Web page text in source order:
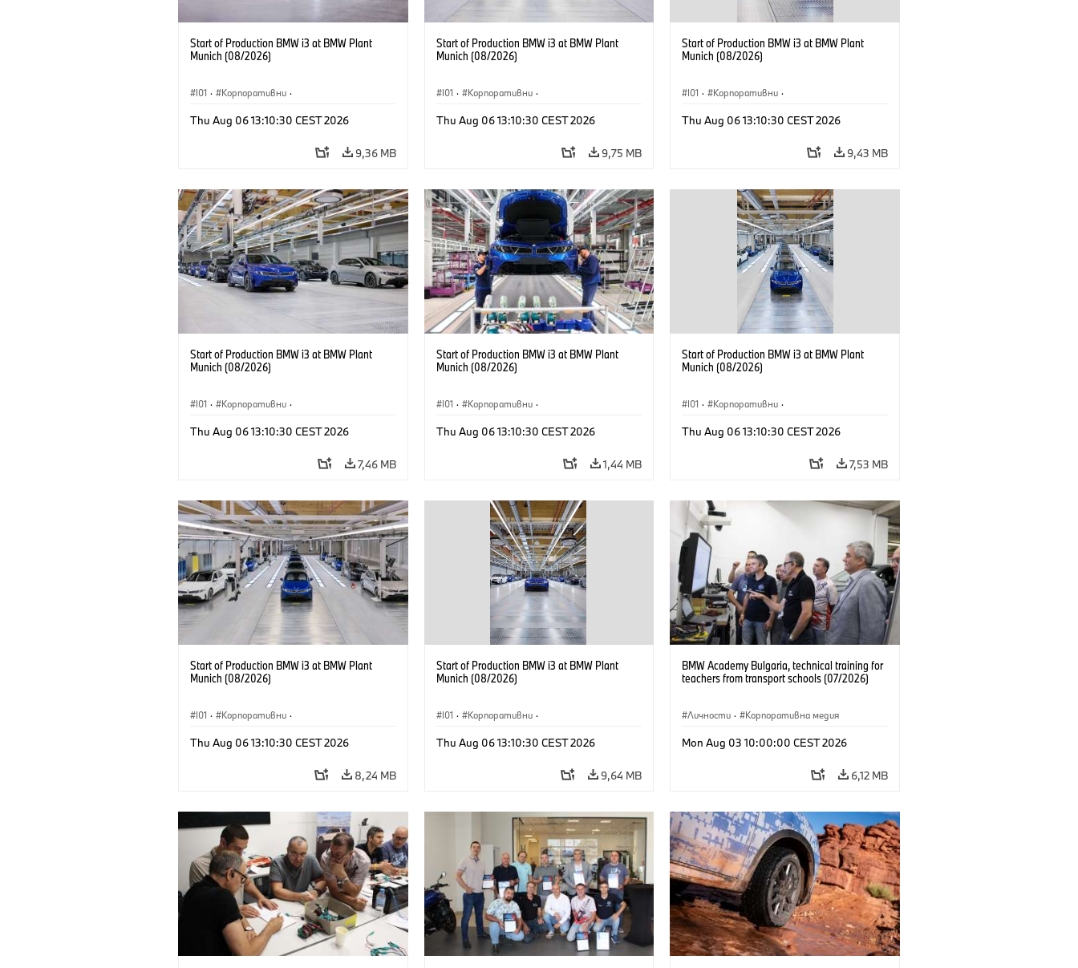
Start of Production BMW i3 at BMW Plant
Munich (08/2026)
I01 · Корпоративни ·
Локации
Thu Aug 06 13:10:30 CEST 2026
9,36 MB
Start of Production BMW i3 at BMW Plant
Munich (08/2026)
I01 · Корпоративни ·
Локации
Thu Aug 06 13:10:30 CEST 2026
9,75 MB
Start of Production BMW i3 at BMW Plant
Munich (08/2026)
I01 · Корпоративни ·
Локации
Thu Aug 06 13:10:30 CEST 2026
9,43 MB
Start of Production BMW i3 at BMW Plant
Munich (08/2026)
I01 · Корпоративни ·
Локации
Thu Aug 06 13:10:30 CEST 2026
7,46 MB
Start of Production BMW i3 at BMW Plant
Munich (08/2026)
I01 · Корпоративни ·
Локации
Thu Aug 06 13:10:30 CEST 2026
1,44 MB
Start of Production BMW i3 at BMW Plant
Munich (08/2026)
I01 · Корпоративни ·
Локации
Thu Aug 06 13:10:30 CEST 2026
7,53 MB
Start of Production BMW i3 at BMW Plant
Munich (08/2026)
I01 · Корпоративни ·
Локации
Thu Aug 06 13:10:30 CEST 2026
8,24 MB
Start of Production BMW i3 at BMW Plant
Munich (08/2026)
I01 · Корпоративни ·
Локации
Thu Aug 06 13:10:30 CEST 2026
9,64 MB
BMW Academy Bulgaria, technical training for
teachers from transport schools (07/2026)
Личности · Корпоративна медия
Mon Aug 03 10:00:00 CEST 2026
6,12 MB